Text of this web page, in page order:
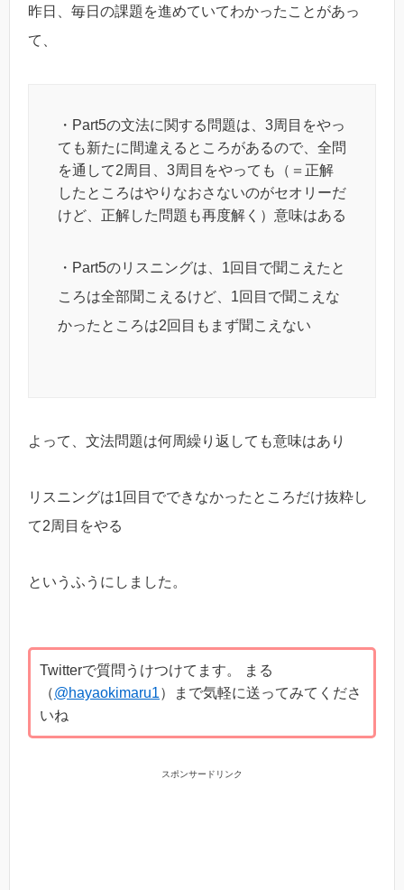
昨日、毎日の課題を進めていてわかったことがあっ
て、
・Part5の文法に関する問題は、3周目をやっ
ても新たに間違えるところがあるので、全問
を通して2周目、3周目をやっても（＝正解
したところはやりなおさないのがセオリーだ
けど、正解した問題も再度解く）意味はある
・Part5のリスニングは、1回目で聞こえたと
ころは全部聞こえるけど、1回目で聞こえな
かったところは2回目もまず聞こえない
よって、文法問題は何周繰り返しても意味はあり
リスニングは1回目でできなかったところだけ抜粋し
て2周目をやる
というふうにしました。
Twitterで質問うけつけてます。 まる
（@hayaokimaru1）まで気軽に送ってみてくださ
いね
スポンサードリンク